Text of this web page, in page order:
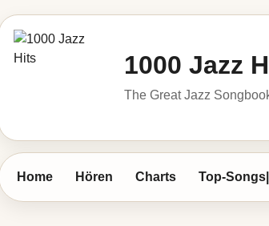
1000 Jazz
The Great Jazz
Home Hören Charts Top-